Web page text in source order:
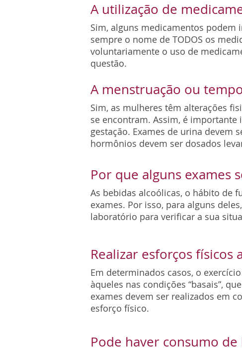
A utilização de
Sim, alguns medicamentos
sempre o nome de TODOS os
voluntariamente o uso de
questão.
A menstruação ou
Sim, as mulheres têm alterações
se encontram. Assim, é
gestação. Exames de urina devem
hormônios devem ser dosados
Por que alguns exames
As bebidas alcoólicas, o hábito de
exames. Por isso, para alguns
laboratório para verificar a sua
Realizar esforços
Em determinados casos, o
àqueles nas condições “basais”,
exames devem ser realizados em
esforço físico.
Pode haver consumo